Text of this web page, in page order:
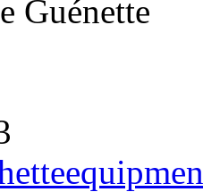
Guénette